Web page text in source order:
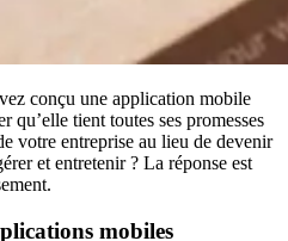
conçu une application mobile
qu’elle tient toutes ses promesses
votre entreprise au lieu de devenir
et entretenir ? La réponse est
mobiles